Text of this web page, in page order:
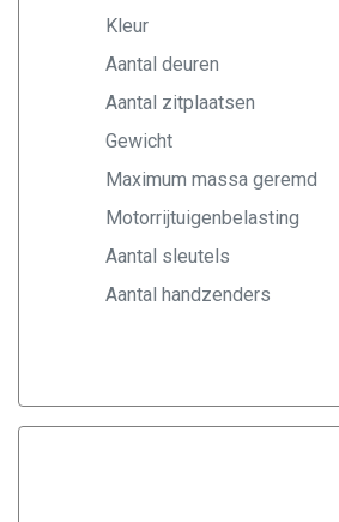
Kleur
Aantal deuren
Aantal zitplaatsen
Gewicht
Maximum massa geremd
Motorrijtuigenbelasting
Aantal sleutels
Aantal handzenders